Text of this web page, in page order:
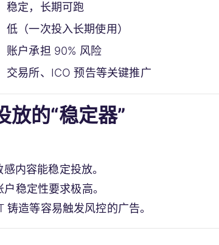
稳定，长期可跑
低（一次投入长期使用）
账户承担 90% 风险
交易所、ICO 预告等关键推广
的“稳定器”
内容能稳定投放。
稳定性要求极高。
造等容易触发风控的广告。